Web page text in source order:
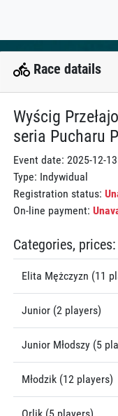
Race datails
Wyścig
seria Pucharu
Event date: 2025-12-
Type: Indywidual
Registration status:
On-line payment:
Categories, prices:
Elita Mężczyzn (11
Junior (2 players)
Junior Młodszy (5
Młodzik (12 players)